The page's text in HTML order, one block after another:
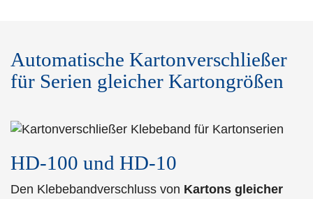
Automatische Kartonverschließer
für Serien gleicher Kartongrößen
HD-100 und HD-10
Den Klebebandverschluss von Kartons gleicher